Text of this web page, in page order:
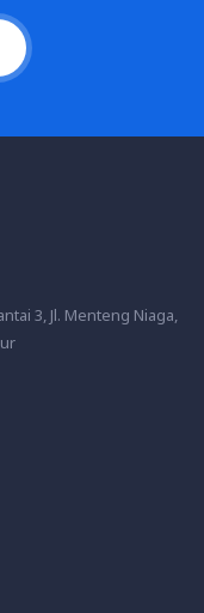
3, Jl. Menteng Niaga,